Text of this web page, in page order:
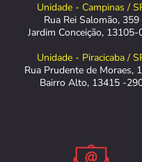
Unidade - Campinas /
Rua Rei Salomão, 359
Jardim Conceição, 13105-
Unidade - Piracicaba /
Rua Prudente de Moraes,
Bairro Alto, 13415 -